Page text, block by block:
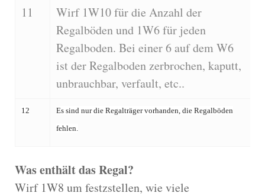
11
Wirf 1W10 für die Anzahl der
Regalböden und 1W6 für jeden
Regalboden. Bei einer 6 auf dem W6
ist der Regalboden zerbrochen, kaputt,
unbrauchbar, verfault, etc..
12
Es sind nur die Regalträger vorhanden, die Regalböden
fehlen.
Was enthält das Regal?
Wirf 1W8 um festzstellen, wie viele